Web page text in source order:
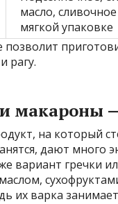
масло,
мягкой упаковке
позволит
рагу.
макароны
на который
дают много
вариант гречки
их варка